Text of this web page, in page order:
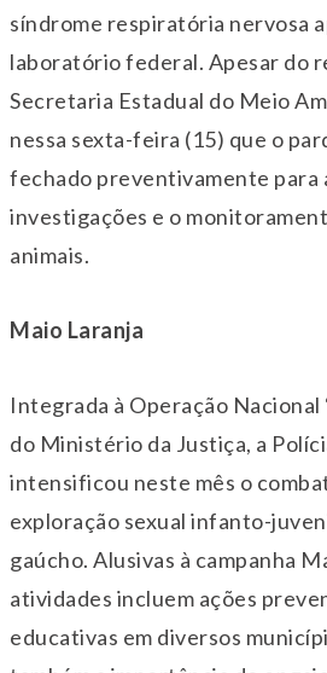
síndrome respiratória nervosa
laboratório federal. Apesar do
Secretaria Estadual do Meio
nessa sexta-feira (15) que o
fechado preventivamente para
investigações e o
animais.
Maio Laranja
Integrada à Operação Nacional
do Ministério da Justiça, a
intensificou neste mês o
exploração sexual infanto-
gaúcho. Alusivas à campanha
atividades incluem ações
educativas em diversos